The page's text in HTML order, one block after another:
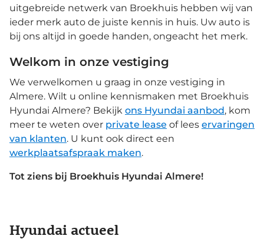
uitgebreide netwerk van Broekhuis hebben wij van
ieder merk auto de juiste kennis in huis. Uw auto is
bij ons altijd in goede handen, ongeacht het merk.
Welkom in onze vestiging
We verwelkomen u graag in onze vestiging in
Almere. Wilt u online kennismaken met Broekhuis
Hyundai Almere? Bekijk ons Hyundai aanbod, kom
meer te weten over private lease of lees ervaringen
van klanten. U kunt ook direct een
werkplaatsafspraak maken.
Tot ziens bij Broekhuis Hyundai Almere!
Hyundai actueel